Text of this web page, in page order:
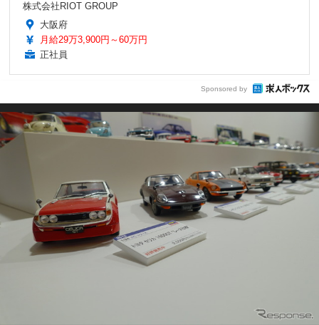
株式会社RIOT GROUP
大阪府
月給29万3,900円～60万円
正社員
Sponsored by